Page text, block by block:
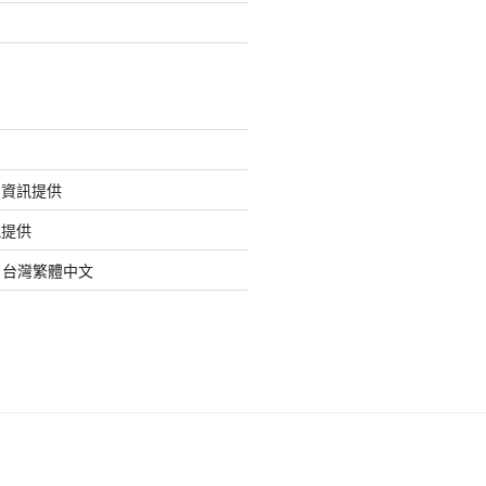
訊提供
供
灣繁體中文